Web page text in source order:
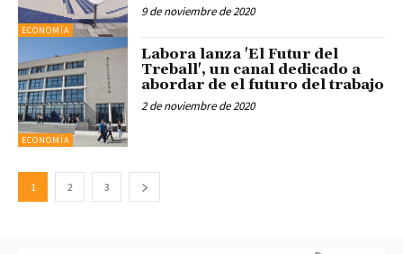
ECONOMÍA
9 de noviembre de 2020
ECONOMÍA
Labora lanza 'El Futur del
Treball', un canal dedicado a
abordar de el futuro del trabajo
2 de noviembre de 2020
1 2 3